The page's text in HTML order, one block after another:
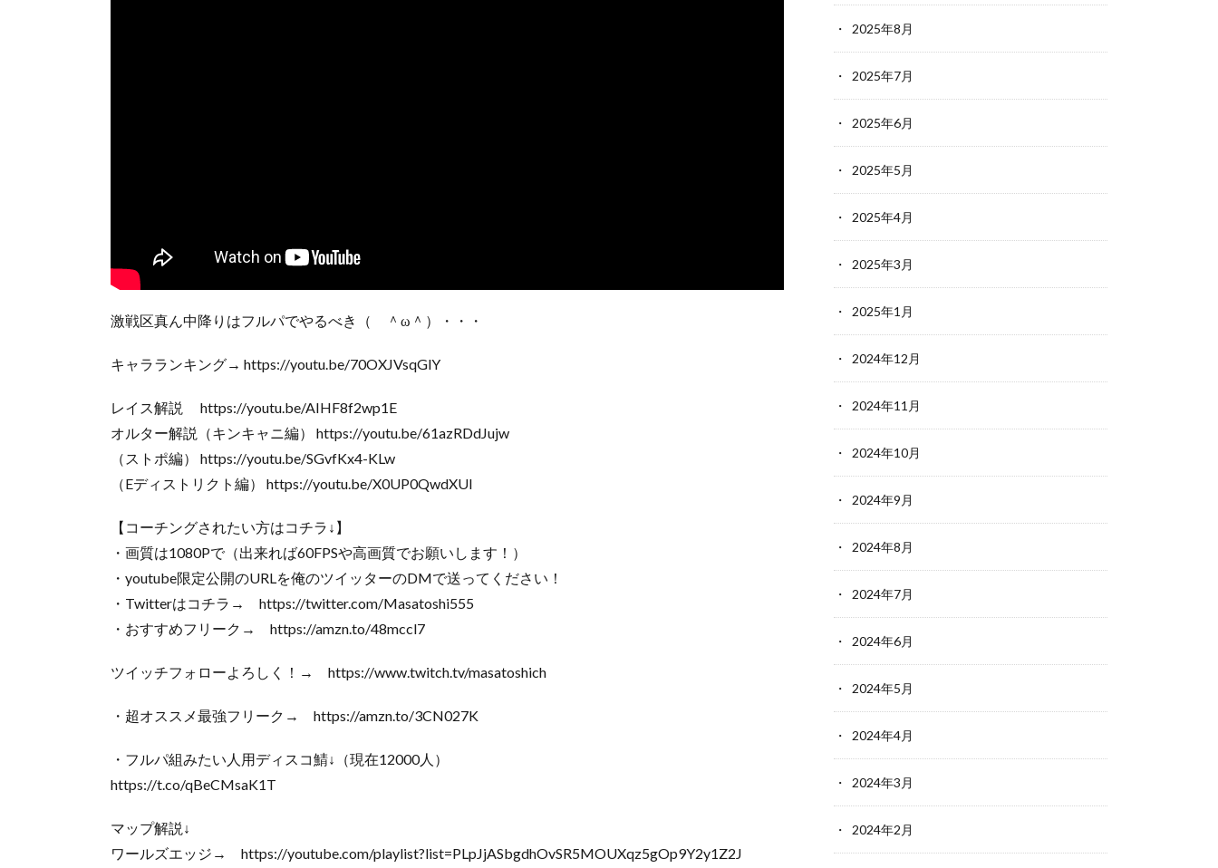
激戦区真ん中降りはフルパでやるべき（ ＾ω＾）・・・
キャラランキング→ https://youtu.be/70OXJVsqGlY
レイス解説 https://youtu.be/AIHF8f2wp1E
オルター解説（キンキャニ編） https://youtu.be/61azRDdJujw
（ストポ編） https://youtu.be/SGvfKx4-KLw
（Eディストリクト編） https://youtu.be/X0UP0QwdXUI
【コーチングされたい方はコチラ↓】
・画質は1080Pで（出来れば60FPSや高画質でお願いします！）
・youtube限定公開のURLを俺のツイッターのDMで送ってください！
・Twitterはコチラ→ https://twitter.com/Masatoshi555
・おすすめフリーク→ https://amzn.to/48mccl7
ツイッチフォローよろしく！→ https://www.twitch.tv/masatoshich
・超オススメ最強フリーク→ https://amzn.to/3CN027K
・フルパ組みたい人用ディスコ鯖↓（現在12000人）
https://t.co/qBeCMsaK1T
マップ解説↓
ワールズエッジ→ https://youtube.com/playlist?list=PLpJjASbgdhOvSR5MOUXqz5gOp9Y2y1Z2J
2025年8月
2025年7月
2025年6月
2025年5月
2025年4月
2025年3月
2025年1月
2024年12月
2024年11月
2024年10月
2024年9月
2024年8月
2024年7月
2024年6月
2024年5月
2024年4月
2024年3月
2024年2月